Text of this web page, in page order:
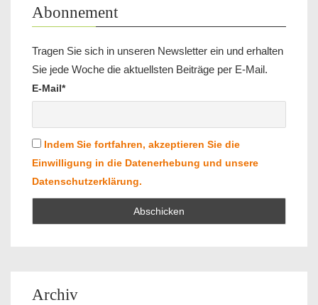
Abonnement
Tragen Sie sich in unseren Newsletter ein und erhalten
Sie jede Woche die aktuellsten Beiträge per E-Mail.
E-Mail*
Indem Sie fortfahren, akzeptieren Sie die
Einwilligung in die Datenerhebung und unsere
Datenschutzerklärung.
Archiv